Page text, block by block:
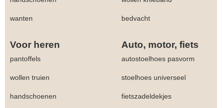
wanten bedvacht
Voor heren Auto, motor, fiets
pantoffels autostoelhoes pasvorm
wollen truien stoelhoes universeel
handschoenen fietszadeldekjes